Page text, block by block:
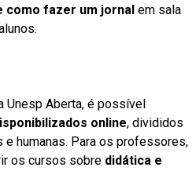
como fazer um jornal em sala
Unesp Aberta, é possível
online, divididos
e humanas. Para os professores,
os cursos sobre didática e